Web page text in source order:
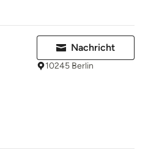
Nachricht
10245 Berlin